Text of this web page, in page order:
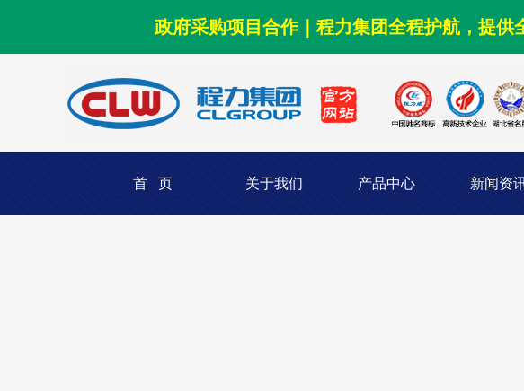
政府采购项目合作｜程力集团全程护航，提供
首 页 关于我们 产品中心 新闻资